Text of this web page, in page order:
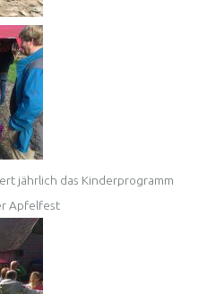
jährlich das Kinderprogramm
Apfelfest